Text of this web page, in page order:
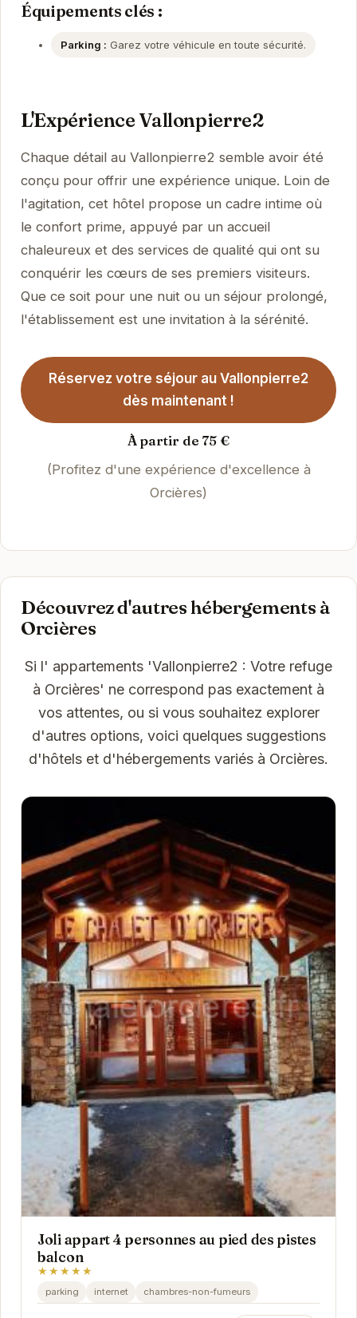
Équipements clés :
Parking : Garez votre véhicule en toute sécurité.
L'Expérience Vallonpierre2
Chaque détail au Vallonpierre2 semble avoir été
conçu pour offrir une expérience unique. Loin de
l'agitation, cet hôtel propose un cadre intime où
le confort prime, appuyé par un accueil
chaleureux et des services de qualité qui ont su
conquérir les cœurs de ses premiers visiteurs.
Que ce soit pour une nuit ou un séjour prolongé,
l'établissement est une invitation à la sérénité.
Réservez votre séjour au Vallonpierre2
dès maintenant !
À partir de 75 €
(Profitez d'une expérience d'excellence à
Orcières)
Découvrez d'autres hébergements à
Orcières
Si l' appartements 'Vallonpierre2 : Votre refuge
à Orcières' ne correspond pas exactement à
vos attentes, ou si vous souhaitez explorer
d'autres options, voici quelques suggestions
d'hôtels et d'hébergements variés à Orcières.
Joli appart 4 personnes au pied des pistes
balcon
★★★★★
parking internet chambres-non-fumeurs